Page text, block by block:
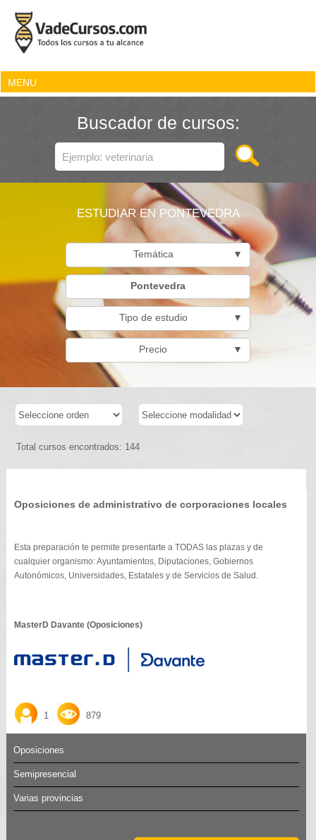
MENU
Buscador de cursos:
ESTUDIAR EN PONTEVEDRA
Temática ▼
Pontevedra
Tipo de estudio ▼
Precio ▼
Total cursos encontrados: 144
Oposiciones de administrativo de corporaciones locales
Esta preparación te permite presentarte a TODAS las plazas y de
cualquier organismo: Ayuntamientos, Diputaciones, Gobiernos
Autonómicos, Universidades, Estatales y de Servicios de Salud.
MasterD Davante (Oposiciones)
1 879
Oposiciones
Semipresencial
Varias provincias